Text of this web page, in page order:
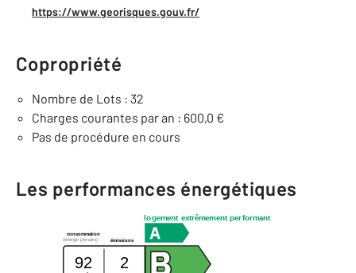
https://www.georisques.gouv.fr/
Copropriété
Nombre de Lots : 32
Charges courantes par an : 600,0 €
Pas de procédure en cours
Les performances énergétiques
logement extrêmement performant
consommation
émissions
(énergie primaire)
92 2